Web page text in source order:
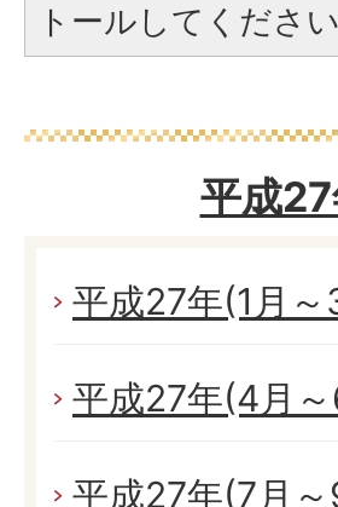
トールしてください
平成
平成27年(1月～
平成27年(4月
平成27年(7月